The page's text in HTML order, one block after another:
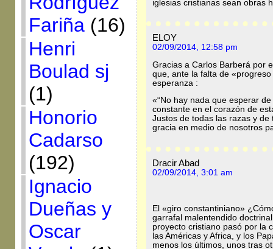
Fariña(16)
Henri
Boulad sj
(1)
Honorio
Cadarso
(192)
Ignacio
Dueñas y
Oscar
iglesias cristianas sean obras
ELOY
02/09/2014, 12:58 pm
Gracias a Carlos Barberá por
que, ante la falta de
esperanza :
«“No hay nada que esperar
constante en el corazón de
Justos de todas las razas y
gracia en medio de nosotros
Dracir Abad
02/09/2014, 3:01 am
El «giro constantiniano»
garrafal malentendido
proyecto cristiano pasó por la
las Américas y Africa, y los
menos los últimos, unos tras